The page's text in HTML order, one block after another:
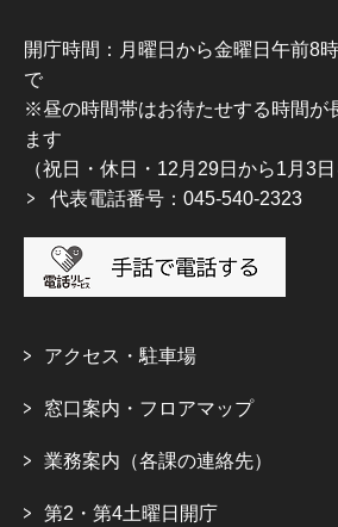
開庁時間：月曜日から金曜日午前8
で
※昼の時間帯はお待たせする時間が
ます
（祝日・休日・12月29日から1月3日
代表電話番号：045-540-2323
アクセス・駐車場
窓口案内・フロアマップ
業務案内（各課の連絡先）
第2・第4土曜日開庁